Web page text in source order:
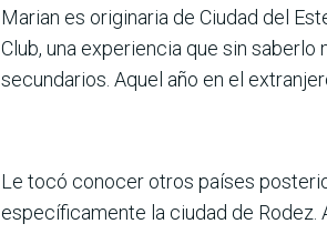
Marian es originaria de Ciudad del
Club, una experiencia que sin
secundarios. Aquel año en el
Le tocó conocer otros países
específicamente la ciudad de Rodez.